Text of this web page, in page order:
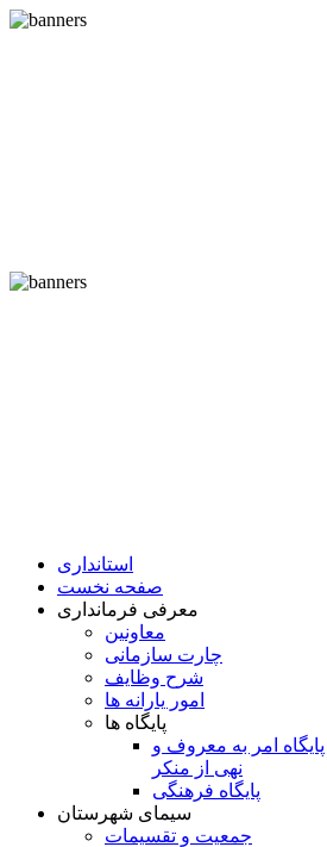
استانداری
صفحه نخست
معرفی فرمانداری
معاونین
چارت سازمانی
شرح وظایف
امور یارانه ها
پایگاه ها
پایگاه امر به معروف و
نهی از منکر
پایگاه فرهنگی
سیمای شهرستان
جمعیت و تقسیمات